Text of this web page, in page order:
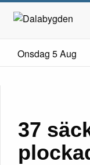
Onsdag 5 Aug
37